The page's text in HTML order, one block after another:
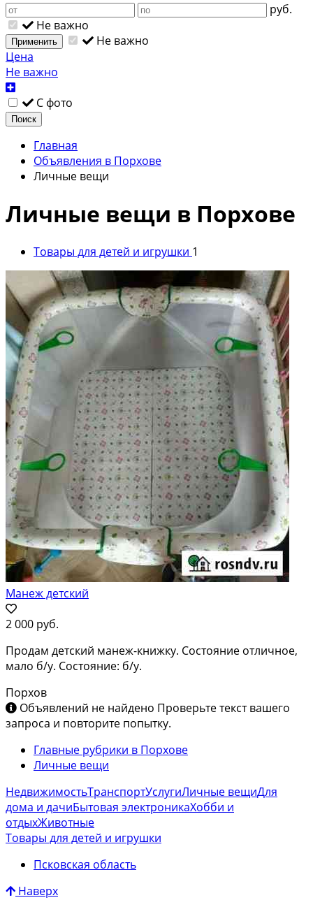
руб.
Не важно
Применить
Не важно
Цена
Не важно
С фото
Поиск
Главная
Объявления в Порхове
Личные вещи
Личные вещи в Порхове
Товары для детей и игрушки 1
Манеж детский
2 000 руб.
Продам детский манеж-книжку. Состояние отличное,
мало б/у. Состояние: б/у.
Порхов
Объявлений не найдено Проверьте текст вашего
запроса и повторите попытку.
Главные рубрики в Порхове
Личные вещи
НедвижимостьТранспортУслугиЛичные вещиДля
дома и дачиБытовая электроникаХобби и
отдыхЖивотные
Товары для детей и игрушки
Псковская область
Наверх